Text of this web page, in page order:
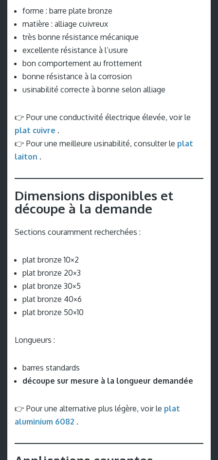
forme : barre plate bronze
matière : alliage cuivreux
très bonne résistance mécanique
excellente résistance à l’usure
bon comportement au frottement
bonne résistance à la corrosion
usinabilité correcte à bonne selon alliage
👉 Pour une conductivité électrique élevée, voir le
plat cuivre .
👉 Pour une meilleure usinabilité, consulter le plat
laiton .
Dimensions disponibles et
découpe à la demande
Sections couramment recherchées :
plat bronze 10×2
plat bronze 20×3
plat bronze 30×5
plat bronze 40×6
plat bronze 50×10
Longueurs :
barres standards
découpe sur mesure à la longueur demandée
👉 Pour une alternative plus légère, voir le plat
aluminium 6082 .